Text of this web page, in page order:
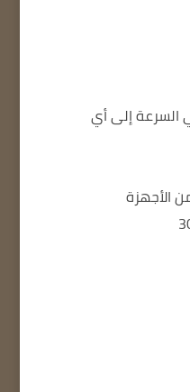
السرعة إلى أي
الأجهزة